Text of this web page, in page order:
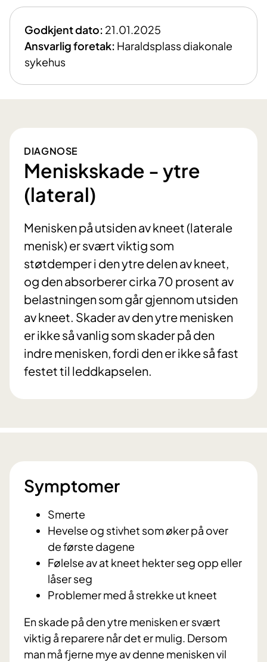
Godkjent dato: 21.01.2025
Ansvarlig foretak: Haraldsplass diakonale
sykehus
DIAGNOSE
Meniskskade - ytre
(lateral)
Menisken på utsiden av kneet (laterale
menisk) er svært viktig som
støtdemper i den ytre delen av kneet,
og den absorberer cirka 70 prosent av
belastningen som går gjennom utsiden
av kneet. Skader av den ytre menisken
er ikke så vanlig som skader på den
indre menisken, fordi den er ikke så fast
festet til leddkapselen.
Symptomer
Smerte
Hevelse og stivhet som øker på over
de første dagene
Følelse av at kneet hekter seg opp eller
låser seg
Problemer med å strekke ut kneet
En skade på den ytre menisken er svært
viktig å reparere når det er mulig. Dersom
man må fjerne mye av denne menisken vil